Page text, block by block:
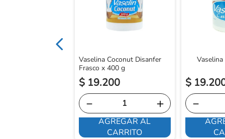
Vaselina Coconut Disanfer
Frasco x 400 g
$ 19.200
＋
－
AGREGAR AL
CARRITO
$ 19.
－